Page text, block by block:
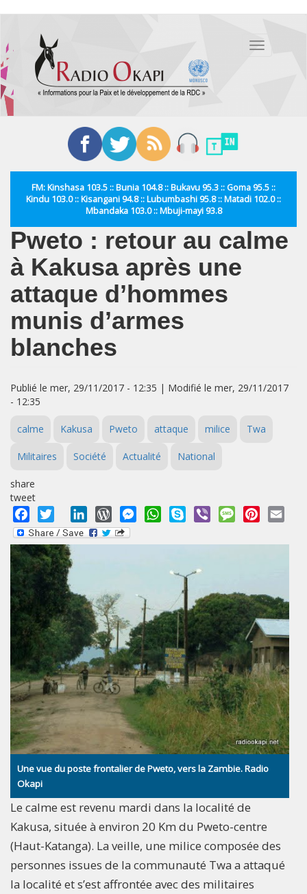
contenu
principal
Toggle
FM: Kinshasa 103.5 :: Bunia 104.8 :: Bukavu 95.3 :: Goma 95.5 ::
Kindu 103.0 :: Kisangani 94.8 :: Lubumbashi 95.8 :: Matadi 102.0 ::
Mbandaka 103.0 :: Mbuji-mayi 93.8
Pweto : retour au calme
à Kakusa après une
attaque d’hommes
munis d’armes
blanches
Publié le mer, 29/11/2017 - 12:35 | Modifié le mer, 29/11/2017
- 12:35
calme Kakusa Pweto attaque milice Twa
Militaires Société Actualité National
share
tweet
Facebook
Twitter LinkedInWordPressMessengerWhatsApp
Skype Viber MessagePinterest
Une vue du poste frontalier de Pweto, vers la Zambie. Radio
Okapi
Le calme est revenu mardi dans la localité de
Kakusa, située à environ 20 Km du Pweto-centre
(Haut-Katanga). La veille, une milice composée des
personnes issues de la communauté Twa a attaqué
la localité et s’est affrontée avec des militaires